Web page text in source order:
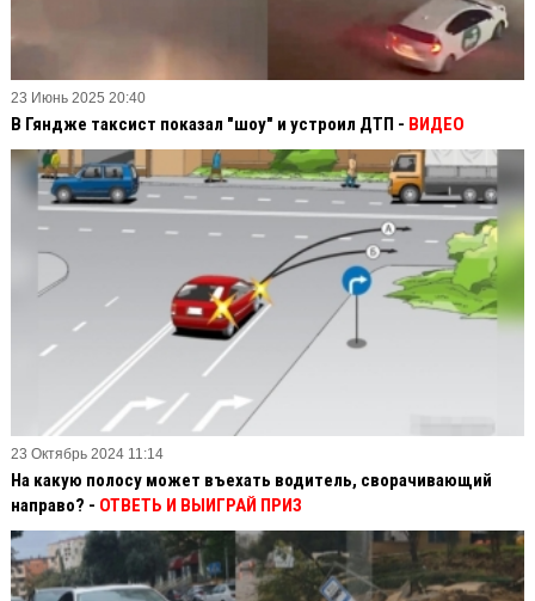
23 Июнь 2025 20:40
В Гяндже таксист показал "шоу" и устроил ДТП - ВИДЕО
23 Октябрь 2024 11:14
На какую полосу может въехать водитель, сворачивающий
направо? - ОТВЕТЬ И ВЫИГРАЙ ПРИЗ